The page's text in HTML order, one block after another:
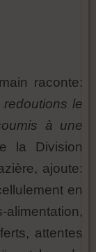
raconte:
le
à une
la Division
ajoute:
en
attentes